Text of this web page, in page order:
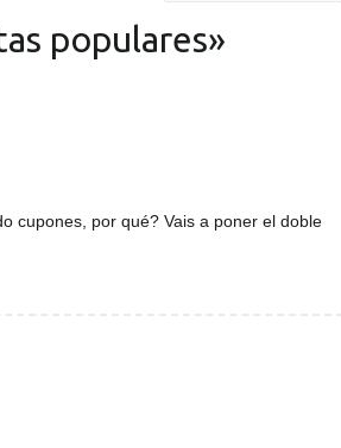
populares»
cupones, por qué? Vais a poner el doble